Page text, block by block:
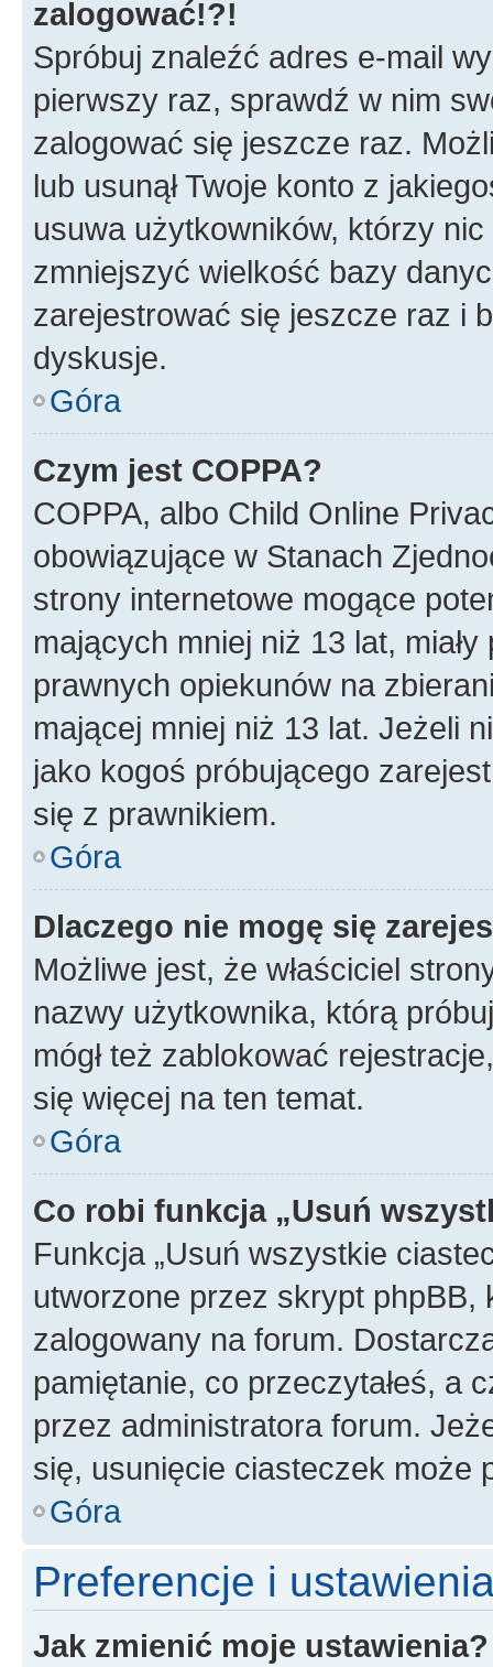
zalogować!?!
Spróbuj znaleźć adres e-mail
pierwszy raz, sprawdź w nim
zalogować się jeszcze raz.
lub usunął Twoje konto z
usuwa użytkowników, którzy
zmniejszyć wielkość bazy
zarejestrować się jeszcze raz i
dyskusje.
Góra
Czym jest COPPA?
COPPA, albo Child Online
obowiązujące w Stanach
strony internetowe mogące
mających mniej niż 13 lat,
prawnych opiekunów na
mającej mniej niż 13 lat. Jeżeli
jako kogoś próbującego
się z prawnikiem.
Góra
Dlaczego nie mogę się
Możliwe jest, że właściciel
nazwy użytkownika, którą
mógł też zablokować
się więcej na ten temat.
Góra
Co robi funkcja „Usuń
Funkcja „Usuń wszystkie
utworzone przez skrypt
zalogowany na forum.
pamiętanie, co przeczytałeś, a
przez administratora forum.
się, usunięcie ciasteczek może
Góra
Preferencje i
Jak zmienić moje ustawienia?